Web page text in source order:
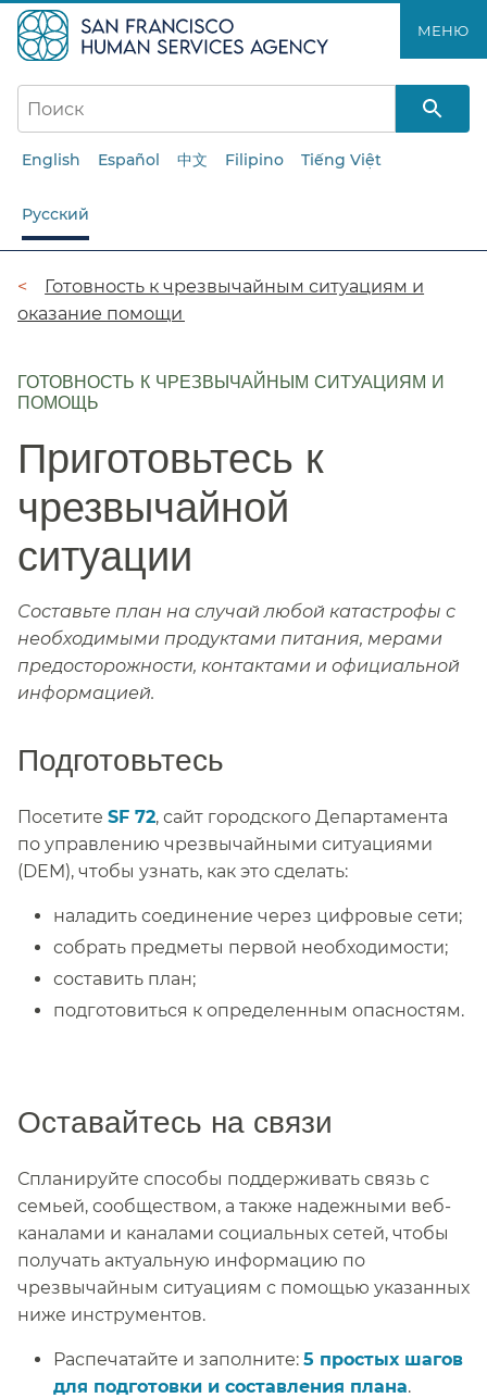
к
основному
содержанию​​
МЕНЮ​​
English Español 中文 Filipino Tiếng Việt
Русский
Цепочка
навигации​​
Готовность к чрезвычайным ситуациям и
оказание помощи​​
ГОТОВНОСТЬ К ЧРЕЗВЫЧАЙНЫМ СИТУАЦИЯМ И
ПОМОЩЬ
Приготовьтесь к
чрезвычайной
ситуации​​
Составьте план на случай любой катастрофы с
необходимыми продуктами питания, мерами
предосторожности, контактами и официальной
информацией.​​
Подготовьтесь​​
Посетите SF 72, сайт городского Департамента
по управлению чрезвычайными ситуациями
(DEM), чтобы узнать, как это сделать:​​
наладить соединение через цифровые сети;​​
собрать предметы первой необходимости;​​
составить план;​​
подготовиться к определенным опасностям.​​
Оставайтесь на связи​​
Спланируйте способы поддерживать связь с
семьей, сообществом, а также надежными веб-
каналами и каналами социальных сетей, чтобы
получать актуальную информацию по
чрезвычайным ситуациям с помощью указанных
ниже инструментов.​​
Распечатайте и заполните: 5 простых шагов
для подготовки и составления плана.​​